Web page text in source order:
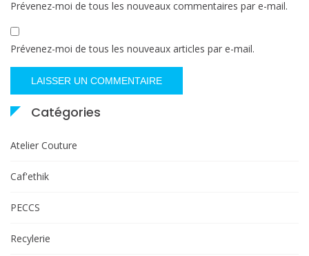
Prévenez-moi de tous les nouveaux commentaires par e-mail.
Prévenez-moi de tous les nouveaux articles par e-mail.
Catégories
Atelier Couture
Caf'ethik
PECCS
Recylerie